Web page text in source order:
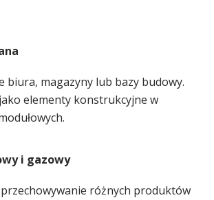
biura, magazyny lub bazy budowy.
elementy konstrukcyjne w
i gazowy
różnych produktów